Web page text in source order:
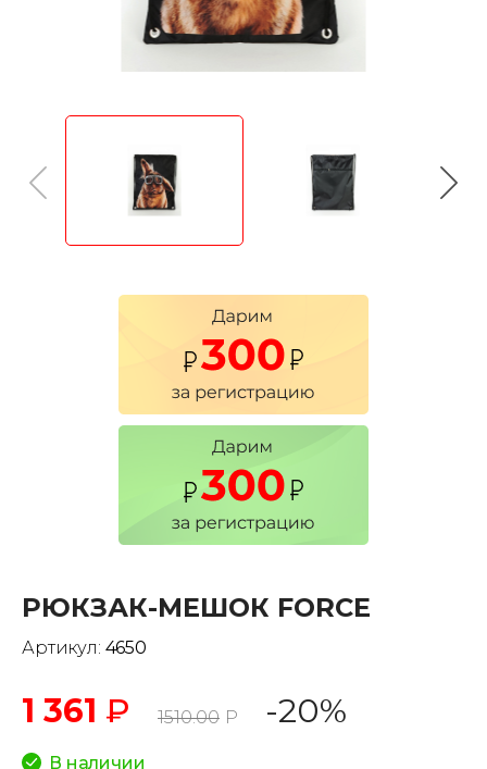
РЮКЗАК-МЕШОК FORCE
Артикул: 4650
1 361 ₽ 1510.00 Р -20%
В наличии